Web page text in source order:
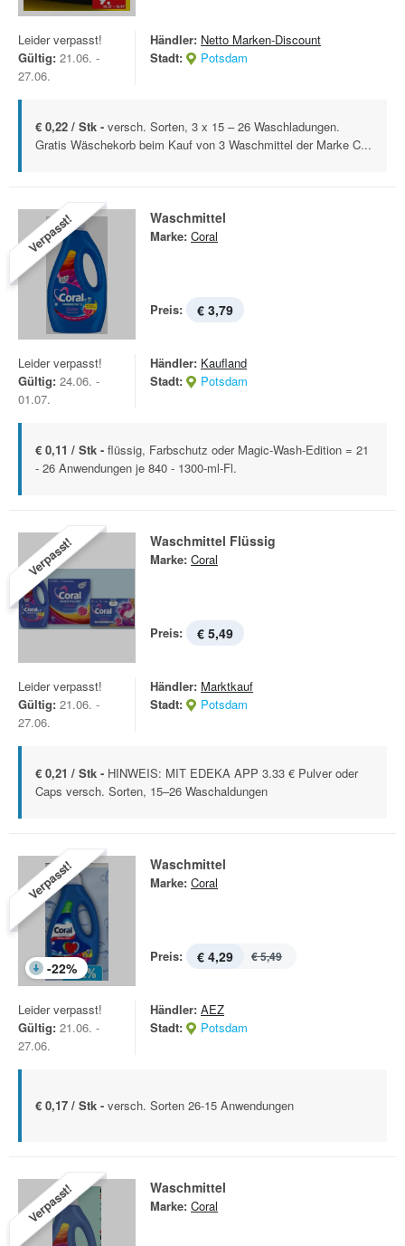
Leider verpasst!
Gültig: 21.06. -
27.06.
Händler: Netto Marken-Discount
Stadt:
Potsdam
€ 0,22 / Stk - versch. Sorten, 3 x 15 – 26 Waschladungen.
Gratis Wäschekorb beim Kauf von 3 Waschmittel der Marke C...
Verpasst! Waschmittel
Marke: Coral
Preis: € 3,79
Leider verpasst!
Gültig: 24.06. -
01.07.
Händler: Kaufland
Stadt:
Potsdam
€ 0,11 / Stk - flüssig, Farbschutz oder Magic-Wash-Edition = 21
- 26 Anwendungen je 840 - 1300-ml-Fl.
Verpasst! Waschmittel Flüssig
Marke: Coral
Preis: € 5,49
Leider verpasst!
Gültig: 21.06. -
27.06.
Händler: Marktkauf
Stadt:
Potsdam
€ 0,21 / Stk - HINWEIS: MIT EDEKA APP 3.33 € Pulver oder
Caps versch. Sorten, 15–26 Waschaldungen
Verpasst!
-22%
Waschmittel
Marke: Coral
Preis: € 4,29 € 5,49
Leider verpasst!
Gültig: 21.06. -
27.06.
Händler: AEZ
Stadt:
Potsdam
€ 0,17 / Stk - versch. Sorten 26-15 Anwendungen
Verpasst! Waschmittel
Marke: Coral